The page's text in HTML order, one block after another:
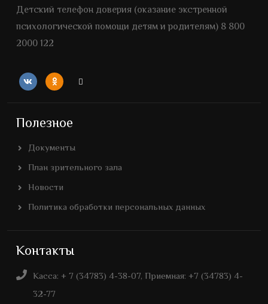
Детский телефон доверия (оказание экстренной
психологической помощи детям и родителям) 8 800
2000 122
Полезное
Документы
План зрительного зала
Новости
Политика обработки персональных данных
Контакты
Касса: + 7 (34783) 4-38-07, Приемная: +7 (34783) 4-
32-77